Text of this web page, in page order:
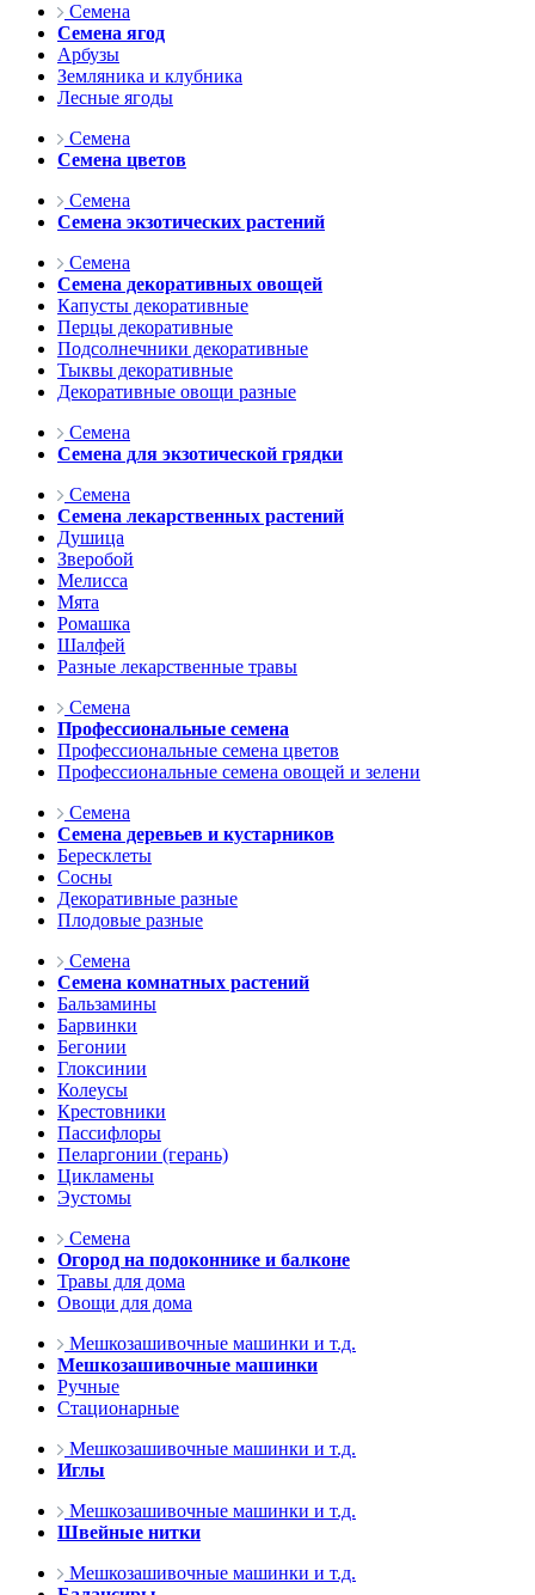
Семена
Семена ягод
Арбузы
Земляника и клубника
Лесные ягоды
Семена
Семена цветов
Семена
Семена экзотических растений
Семена
Семена декоративных овощей
Капусты декоративные
Перцы декоративные
Подсолнечники декоративные
Тыквы декоративные
Декоративные овощи разные
Семена
Семена для экзотической грядки
Семена
Семена лекарственных растений
Душица
Зверобой
Мелисса
Мята
Ромашка
Шалфей
Разные лекарственные травы
Семена
Профессиональные семена
Профессиональные семена цветов
Профессиональные семена овощей и зелени
Семена
Семена деревьев и кустарников
Бересклеты
Сосны
Декоративные разные
Плодовые разные
Семена
Семена комнатных растений
Бальзамины
Барвинки
Бегонии
Глоксинии
Колеусы
Крестовники
Пассифлоры
Пеларгонии (герань)
Цикламены
Эустомы
Семена
Огород на подоконнике и балконе
Травы для дома
Овощи для дома
Мешкозашивочные машинки и т.д.
Мешкозашивочные машинки
Ручные
Стационарные
Мешкозашивочные машинки и т.д.
Иглы
Мешкозашивочные машинки и т.д.
Швейные нитки
Мешкозашивочные машинки и т.д.